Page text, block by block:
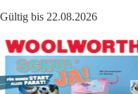
Gültig bis 22.08.2026